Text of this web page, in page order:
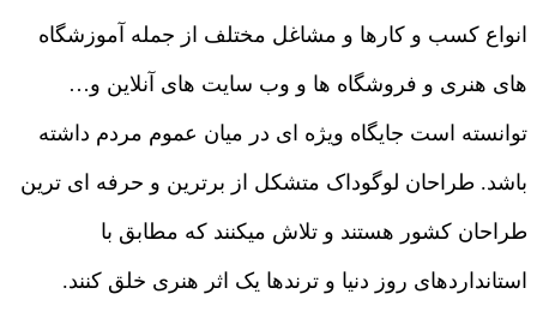
انواع کسب و کارها و مشاغل مختلف از جمله آموزشگاه
های هنری و فروشگاه ها و وب سایت های آنلاین و…
توانسته است جایگاه ویژه ای در میان عموم مردم داشته
باشد. طراحان لوگوداک متشکل از برترین و حرفه ای ترین
طراحان کشور هستند و تلاش میکنند که مطابق با
استانداردهای روز دنیا و ترندها یک اثر هنری خلق کنند.